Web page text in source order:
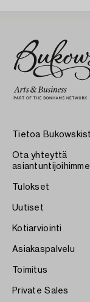
Tietoa
Ota yhteyttä
asiantuntijoihimme
Tulokset
Uutiset
Kotiarviointi
Asiakaspalvelu
Toimitus
Private Sales